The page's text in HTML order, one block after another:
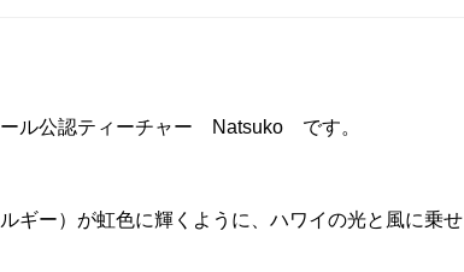
ル公認ティーチャー Natsuko です。
ギー）が虹色に輝くように、ハワイの光と風に乗せ